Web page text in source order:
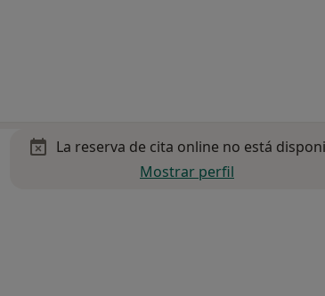
La reserva de cita online no está
Mostrar perfil